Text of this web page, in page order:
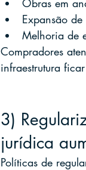
Obras em
Expansão
Melhoria de
Compradores
infraestrutura
3)
jurídica
Políticas de